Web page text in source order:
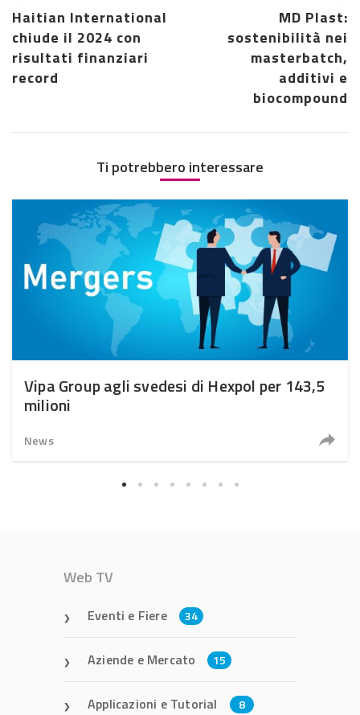
Haitian International
chiude il 2024 con
risultati finanziari
record
MD Plast:
sostenibilità nei
masterbatch,
additivi e
biocompound
Ti potrebbero interessare
Vipa Group agli svedesi di Hexpol per 143,5
milioni
News
Web TV
Eventi e Fiere 34
Aziende e Mercato 15
Applicazioni e Tutorial 8